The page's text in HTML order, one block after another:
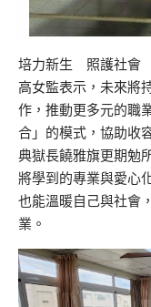
培力新生 照護社會
高女監表示，未來將
作，推動更多元的職
合」的模式，協助收
典獄長饒雅旗更期勉
將學到的專業與愛心
也能溫暖自己與社會
業。